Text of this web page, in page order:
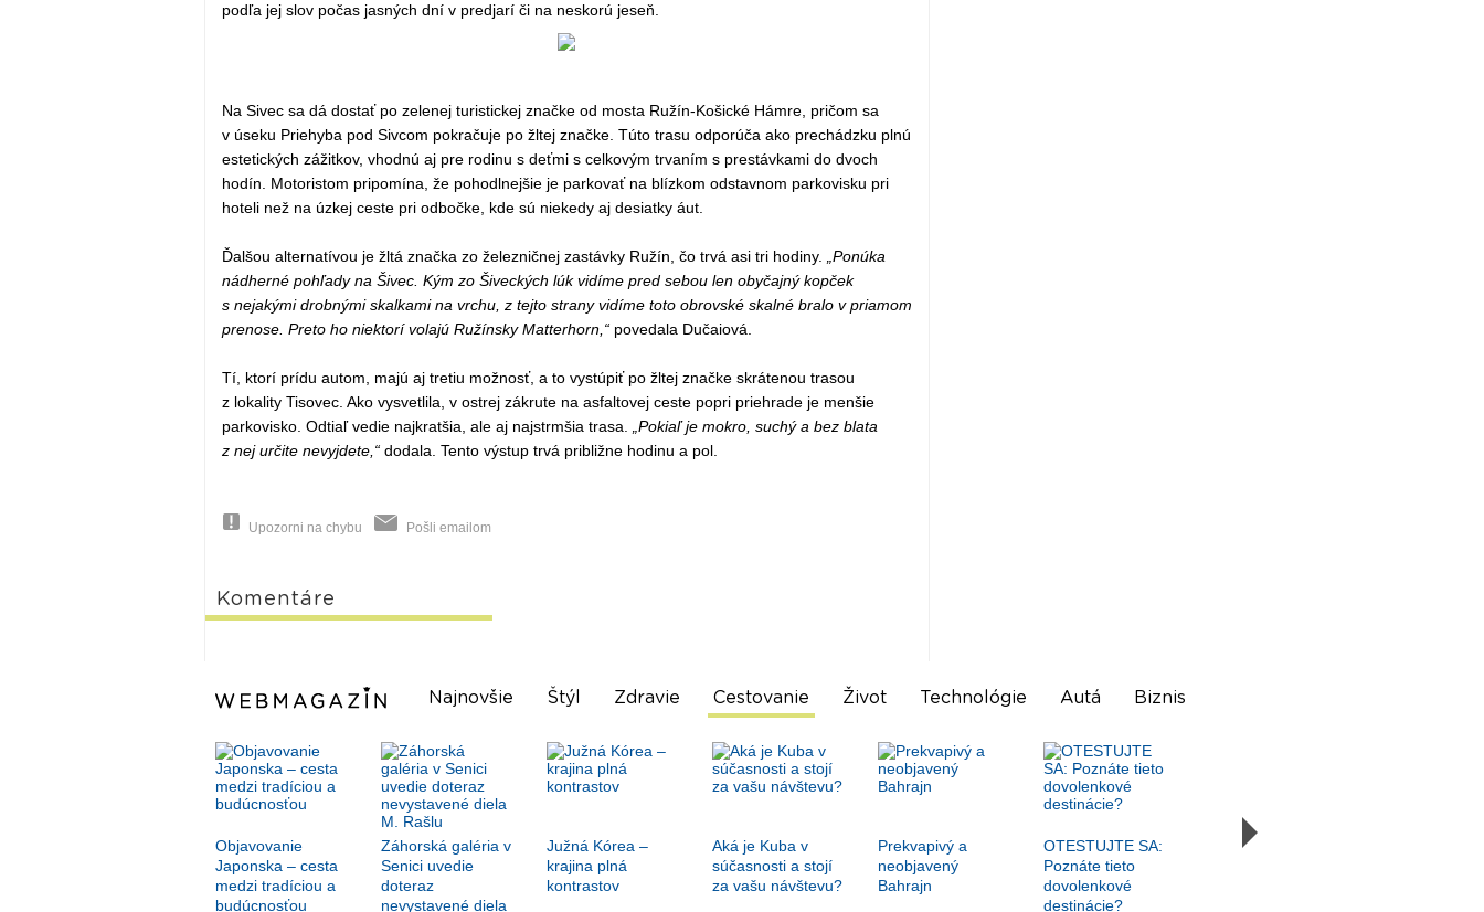
podľa jej slov počas jasných dní v predjarí či na neskorú jeseň.
Na Sivec sa dá dostať po zelenej turistickej značke od mosta Ružín-Košické Hámre, pričom sa
v úseku Priehyba pod Sivcom pokračuje po žltej značke. Túto trasu odporúča ako prechádzku plnú
estetických zážitkov, vhodnú aj pre rodinu s deťmi s celkovým trvaním s prestávkami do dvoch
hodín. Motoristom pripomína, že pohodlnejšie je parkovať na blízkom odstavnom parkovisku pri
hoteli než na úzkej ceste pri odbočke, kde sú niekedy aj desiatky áut.
Ďalšou alternatívou je žltá značka zo železničnej zastávky Ružín, čo trvá asi tri hodiny.
„Ponúka
nádherné pohľady na Šivec. Kým zo Šiveckých lúk vidíme pred sebou len obyčajný kopček
s nejakými drobnými skalkami na vrchu, z tejto strany vidíme toto obrovské skalné bralo v priamom
prenose. Preto ho niektorí volajú Ružínsky Matterhorn,“ povedala Dučaiová.
Tí, ktorí prídu autom, majú aj tretiu možnosť, a to vystúpiť po žltej značke skrátenou trasou
z lokality Tisovec. Ako vysvetlila, v ostrej zákrute na asfaltovej ceste popri priehrade je menšie
parkovisko. Odtiaľ vedie najkratšia, ale aj najstrmšia trasa.
„Pokiaľ je mokro, suchý a bez blata
z nej určite nevyjdete,“ dodala. Tento výstup trvá približne hodinu a pol.
Upozorni na chybu Pošli emailom
Komentáre
Najnovšie Štýl Zdravie Cestovanie Život Technológie Autá Biznis
Objavovanie
Japonska – cesta
medzi tradíciou a
budúcnosťou
Záhorská galéria v
Senici uvedie
doteraz
nevystavené diela
Južná Kórea –
krajina plná
kontrastov
Aká je Kuba v
súčasnosti a stojí
za vašu návštevu?
Prekvapivý a
neobjavený
Bahrajn
OTESTUJTE SA:
Poznáte tieto
dovolenkové
destinácie?